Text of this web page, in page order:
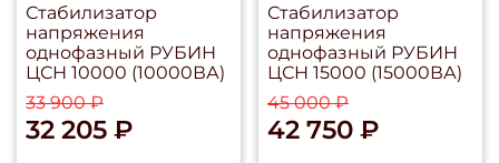
Стабилизатор
напряжения
однофазный РУБИН
ЦСН 10000 (10000ВА)
33 900 ₽
32 205 ₽
Стабилизатор
напряжения
однофазный РУБИН
ЦСН 15000 (15000ВА)
45 000 ₽
42 750 ₽